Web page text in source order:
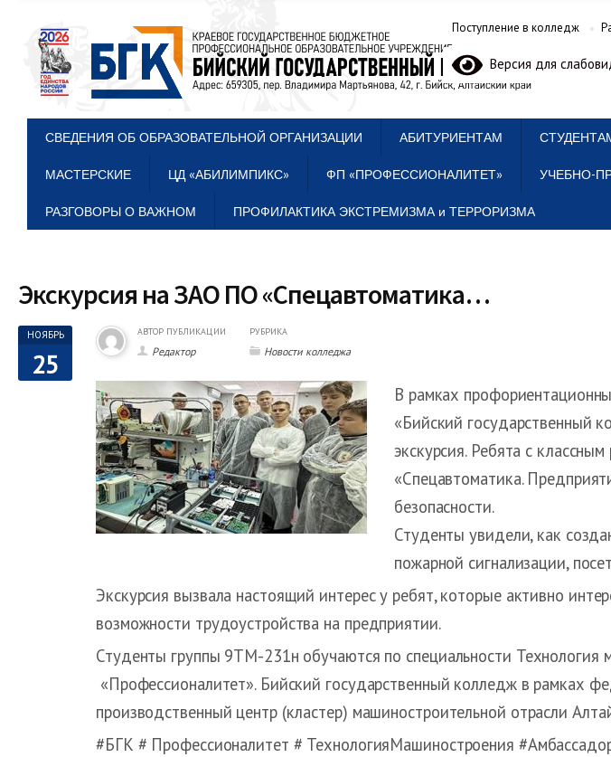
Поступление в колледж
Версия для
СВЕДЕНИЯ ОБ ОБРАЗОВАТЕЛЬНОЙ ОРГАНИЗАЦИИ АБИТУРИЕНТАМ
МАСТЕРСКИЕ ЦД «АБИЛИМПИКС» ФП «ПРОФЕССИОНАЛИТЕТ» УЧЕБНО-
РАЗГОВОРЫ О ВАЖНОМ ПРОФИЛАКТИКА ЭКСТРЕМИЗМА и ТЕРРОРИЗМА
Экскурсия на ЗАО ПО «Спецавтоматика…
НОЯБРЬ
25
АВТОР ПУБЛИКАЦИИ
Редактор
РУБРИКА
Новости колледжа
В рамках
«Бийский государственный
экскурсия. Ребята с
«Спецавтоматика.
безопасности.
Студенты увидели, как
пожарной сигнализации,
Экскурсия вызвала настоящий интерес у ребят, которые активно
возможности трудоустройства на предприятии.
Студенты группы 9ТМ-231н обучаются по специальности
«Профессионалитет». Бийский государственный колледж в рамках
производственный центр (кластер) машиностроительной отрасли
#БГК # Профессионалитет # ТехнологияМашиностроения